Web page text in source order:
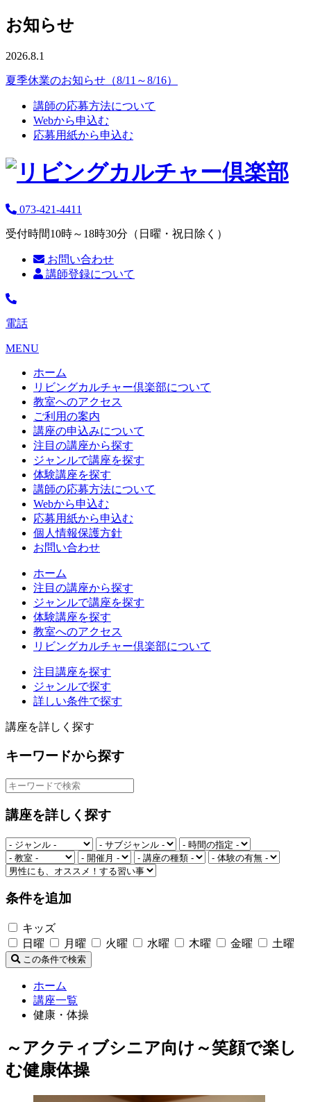
お知らせ
2026.8.1
夏季休業のお知らせ（8/11～8/16）
講師の応募方法について
Webから申込む
応募用紙から申込む
073-421-4411
受付時間10時～18時30分（日曜・祝日除く）
お問い合わせ
講師登録について
電話
MENU
ホーム
リビングカルチャー倶楽部について
教室へのアクセス
ご利用の案内
講座の申込みについて
注目の講座から探す
ジャンルで講座を探す
体験講座を探す
講師の応募方法について
Webから申込む
応募用紙から申込む
個人情報保護方針
お問い合わせ
ホーム
注目の講座から探す
ジャンルで講座を探す
体験講座を探す
教室へのアクセス
リビングカルチャー倶楽部について
注目講座を探す
ジャンルで探す
詳しい条件で探す
講座を詳しく探す
キーワードから探す
講座を詳しく探す
条件を追加
キッズ
日曜
月曜 火曜 水曜 木曜 金曜 土曜
この条件で検索
ホーム
講座一覧
健康・体操
～アクティブシニア向け～笑顔で楽し
む健康体操